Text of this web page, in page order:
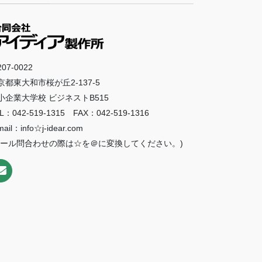
0022
都東大和市桜が丘2-137-5
企業大学校 ビジネストB515
：042-519-1315 FAX：042-519-1316
：info☆j-idear.com
ル問合わせの際は☆を＠に変換してください。)